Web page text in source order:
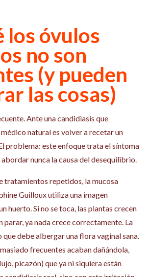
los óvulos
no son
(y pueden
las cosas)
Ante una candidiasis que
natural es volver a recetar un
problema: este enfoque trata el síntoma
nunca la causa del desequilibrio.
tratamientos repetidos, la mucosa
Guilloux utiliza una imagen
huerto. Si no se toca, las plantas crecen
parar, ya nada crece correctamente. La
que debe albergar una flora vaginal sana.
frecuentes acaban dañándola,
picazón) que ya ni siquiera están